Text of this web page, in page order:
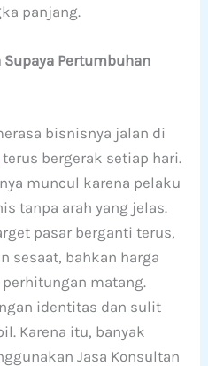
panjang.
Pertumbuhan
bisnisnya jalan di
terus bergerak setiap hari.
muncul karena pelaku
tanpa arah yang jelas.
pasar berganti terus,
sesaat, bahkan harga
matang.
identitas dan sulit
Karena itu, banyak
Jasa Konsultan